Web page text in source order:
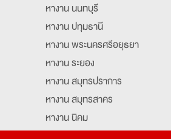
หางาน นนทบุรี
หางาน ปทุมธานี
หางาน พระนครศรีอยุธยา
หางาน ระยอง
หางาน สมุทรปราการ
หางาน สมุทรสาคร
หางาน นิคม